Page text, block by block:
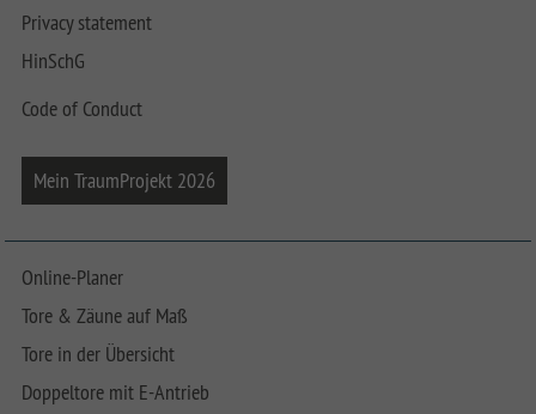
Privacy statement
HinSchG
Code of Conduct
Mein TraumProjekt 2026
Online-Planer
Tore & Zäune auf Maß
Tore in der Übersicht
Doppeltore mit E-Antrieb